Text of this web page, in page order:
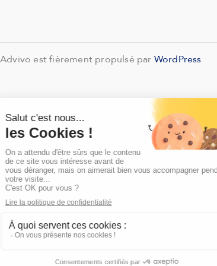
Advivo est fièrement propulsé par WordPress